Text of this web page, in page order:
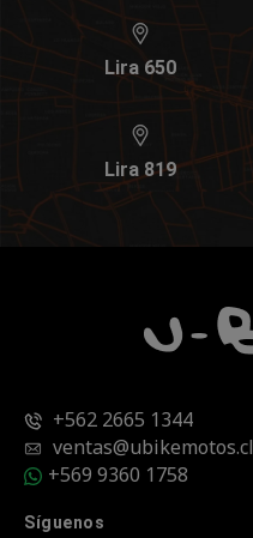
Lira 650
Lira 819
+562 2665 1344
ventas@ubikemotos.cl
+569 9360 1758
Síguenos